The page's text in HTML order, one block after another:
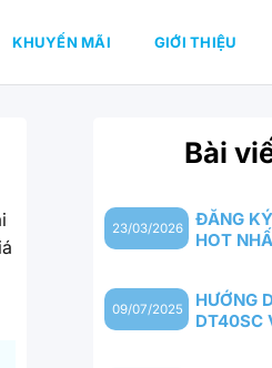
KHUYẾN MÃI GIỚI THIỆU
Bài
ĐĂNG
HOT
23/03/2026
HƯỚNG
DT40SC
09/07/2025